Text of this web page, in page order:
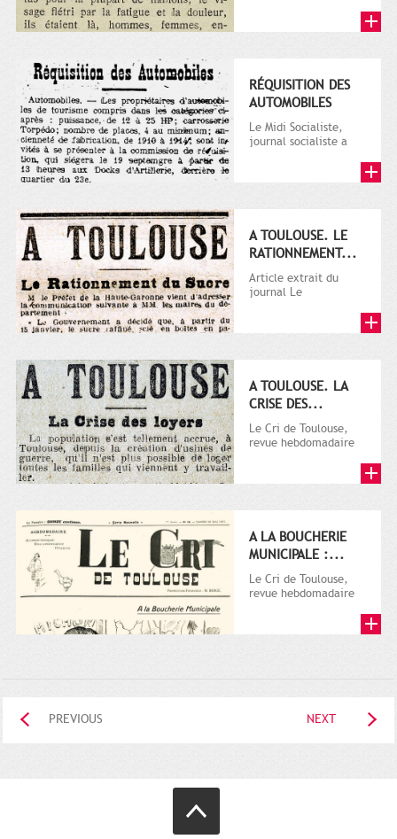
puis...
RÉQUISITION DES
AUTOMOBILES
Le Midi Socialiste,
journal socialiste a
A TOULOUSE. LE
RATIONNEMENT...
Article extrait du
journal Le
A TOULOUSE. LA
CRISE DES...
Le Cri de Toulouse,
revue hebdomadaire
A LA BOUCHERIE
MUNICIPALE :...
Le Cri de Toulouse,
revue hebdomadaire
PREVIOUS NEXT